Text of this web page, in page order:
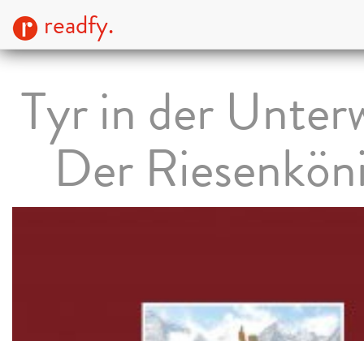
readfy.
Tyr in der
Der